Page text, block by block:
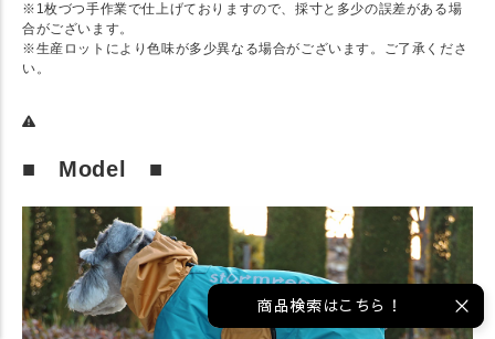
※1枚づつ手作業で仕上げておりますので、採寸と多少の誤差がある場
合がございます。
※生産ロットにより色味が多少異なる場合がございます。ご了承くださ
い。
■ Model ■
商品検索はこちら！